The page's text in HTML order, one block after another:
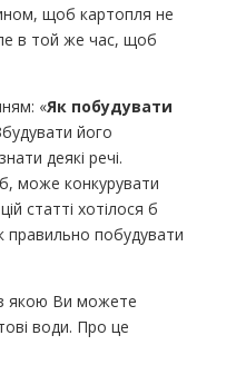
щоб картопля не
в той же час, щоб
«Як побудувати
його
деякі речі.
може конкурувати
статті хотілося б
правильно побудувати
якою Ви можете
води. Про це